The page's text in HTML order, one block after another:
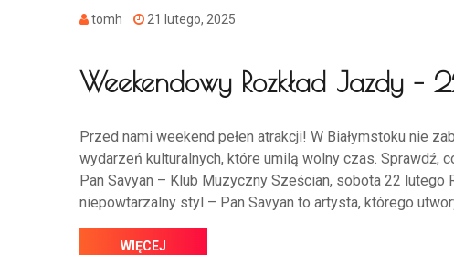
tomh 21 lutego, 2025
Weekendowy Rozkład Jazdy –
Przed nami weekend pełen atrakcji! W Białymstoku nie
wydarzeń kulturalnych, które umilą wolny czas.
Pan Savyan – Klub Muzyczny Sześcian, sobota 22
niepowtarzalny styl – Pan Savyan to artysta, którego
WIĘCEJ